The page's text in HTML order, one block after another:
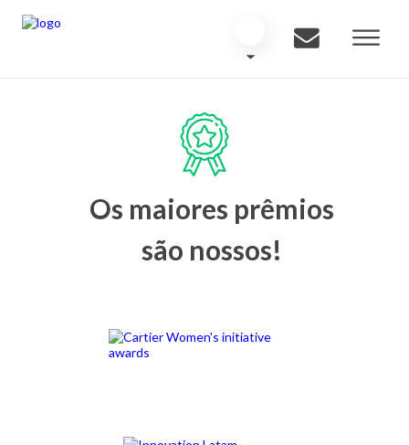
Os maiores prêmios
são nossos!